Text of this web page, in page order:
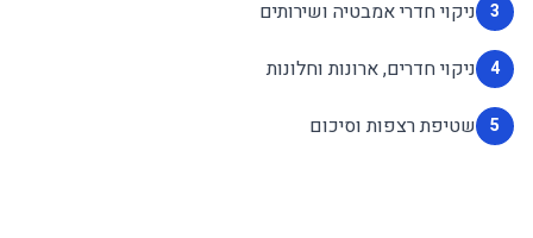
3 ניקוי חדרי אמבטיה ושירותים
4 ניקוי חדרים, ארונות וחלונות
5 שטיפת רצפות וסיכום